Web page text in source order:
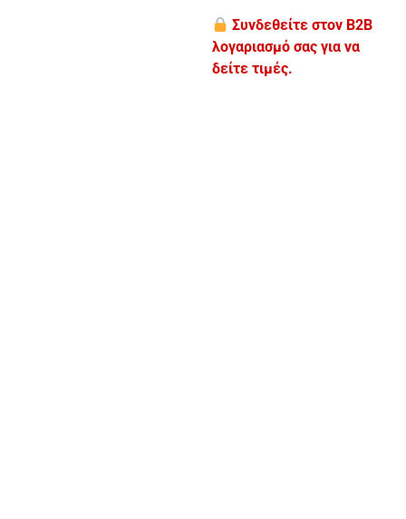
Συνδεθείτε στον B2B
λογαριασμό σας για να
δείτε τιμές.